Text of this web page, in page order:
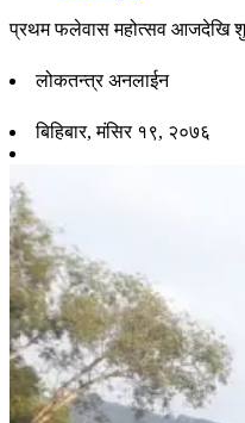
प्रथम फलेवास महोत्सव आजदेखि
लोकतन्त्र अनलाईन
बिहिबार, मंसिर १९, २०७६